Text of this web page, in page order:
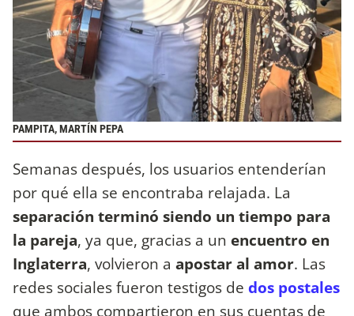
PAMPITA, MARTÍN PEPA
Semanas después, los usuarios entenderían
por qué ella se encontraba relajada. La
separación terminó siendo un tiempo para
la pareja, ya que, gracias a un encuentro en
Inglaterra, volvieron a apostar al amor. Las
redes sociales fueron testigos de dos postales
que ambos compartieron en sus cuentas de